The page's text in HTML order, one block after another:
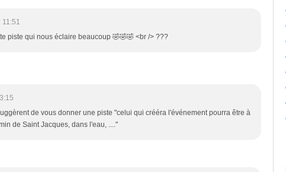
11:51
piste qui nous éclaire beaucoup 🤣🤣🤣 <br /> ???
de vous donner une piste "celui qui crééra l'événement pourra être à
de Saint Jacques, dans l'eau, ...."